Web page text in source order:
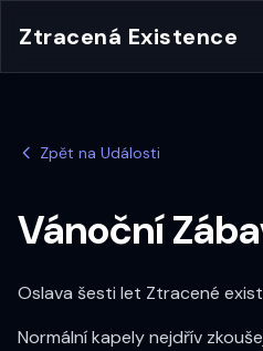
Ztracená Existence
Zpět na Události
Vánoční
Oslava šesti let Ztracené
Normální kapely nejdřív